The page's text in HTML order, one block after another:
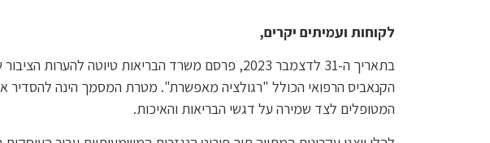
לקוחות ועמיתים יקרים,
בתאריך ה-31 לדצמבר 2023, פרסם משרד הבריאות טיוטה להערות הציבור של תיקוני נהלי היחידה לקנאביס רפואי ("
הקנאביס הרפואי הכולל "רגולציה מאפשרת". מטרת המסמך הינה להסדיר
המטופלים לצד שמירה על דגשי הבריאות והאיכות.